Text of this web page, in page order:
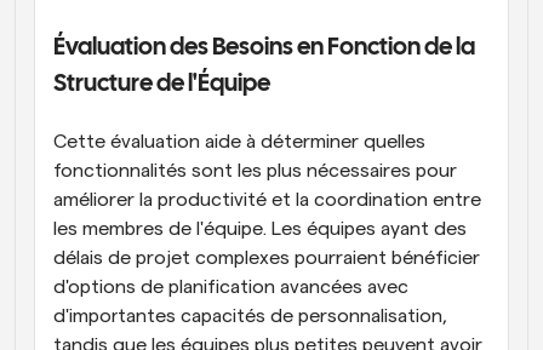
Évaluation des Besoins en Fonction de la
Structure de l'Équipe
Cette évaluation aide à déterminer quelles
fonctionnalités sont les plus nécessaires pour
améliorer la productivité et la coordination entre
les membres de l'équipe. Les équipes ayant des
délais de projet complexes pourraient bénéficier
d'options de planification avancées avec
d'importantes capacités de personnalisation,
tandis que les équipes plus petites peuvent avoir